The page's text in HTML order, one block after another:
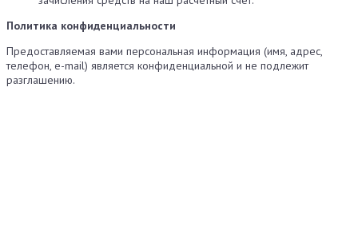
Политика конфиденциальности
Предоставляемая вами персональная информация (имя, адрес,
телефон, e-mail) является конфиденциальной и не подлежит
разглашению.